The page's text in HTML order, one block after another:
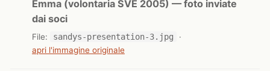
Emma (volontaria SVE 2005) — foto inviate
dai soci
File: sandys-presentation-3.jpg
·
apri l'immagine originale